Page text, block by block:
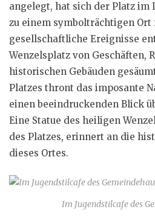
angelegt, hat sich der Platz im
zu einem symbolträchtigen
gesellschaftliche Ereignisse
Wenzelsplatz von Geschäften,
historischen Gebäuden
Platzes thront das imposante
einen beeindruckenden Blick
Eine Statue des heiligen
des Platzes, erinnert an die
dieses Ortes.
Im Jugendstilcafe des